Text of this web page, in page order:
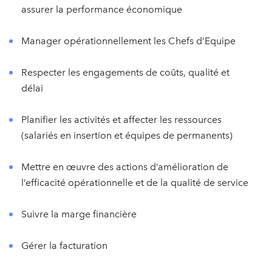
assurer la performance économique
Manager opérationnellement les Chefs d’Equipe
Respecter les engagements de coûts, qualité et
délai
Planifier les activités et affecter les ressources
(salariés en insertion et équipes de permanents)
Mettre en œuvre des actions d’amélioration de
l’efficacité opérationnelle et de la qualité de service
Suivre la marge financière
Gérer la facturation